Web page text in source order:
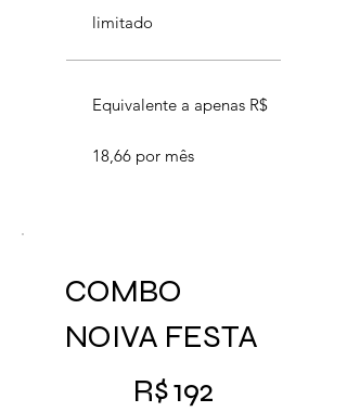
limitado
Equivalente a apenas R$
18,66 por mês
COMBO
NOIVA FESTA
R$192